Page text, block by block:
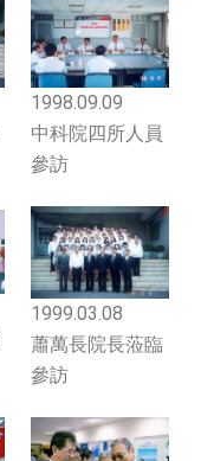
1998.09.09
中科院四所人員
參訪
1999.03.08
蕭萬長院長蒞臨
參訪